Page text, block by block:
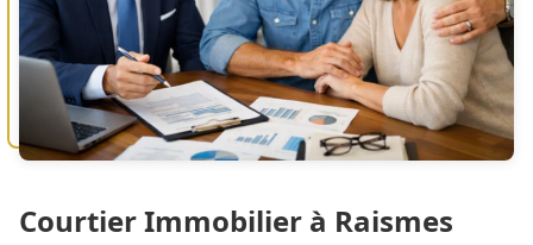
Courtier Immobilier à Raismes